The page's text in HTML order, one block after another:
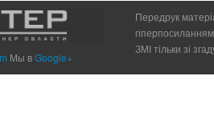
Мы вGoogle+
Передрук
ЗМІ тільки зі